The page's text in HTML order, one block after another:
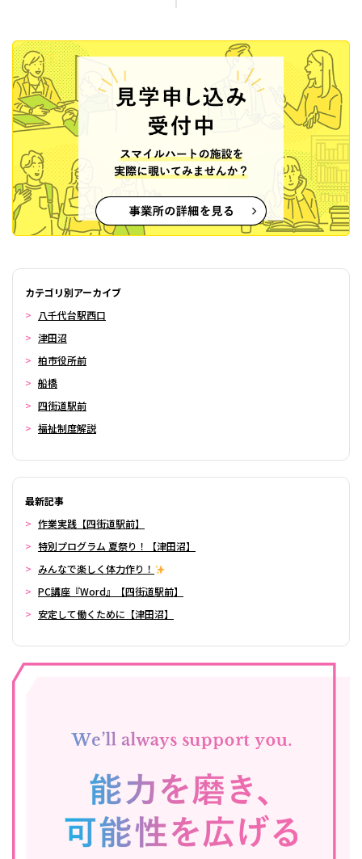
カテゴリ別アーカイブ
八千代台駅西口
津田沼
柏市役所前
船橋
四街道駅前
福祉制度解説
最新記事
作業実践【四街道駅前】
特別プログラム 夏祭り！【津田沼】
みんなで楽しく体力作り！
PC講座『Word』【四街道駅前】
安定して働くために【津田沼】